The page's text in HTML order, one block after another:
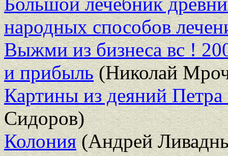
народных способов
Выжми из бизнеса вс !
и прибыль(Николай
Картины из деяний Петра
Сидоров)
Колония(Андрей